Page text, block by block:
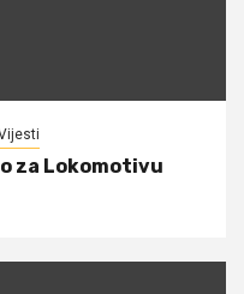
za Lokomotivu